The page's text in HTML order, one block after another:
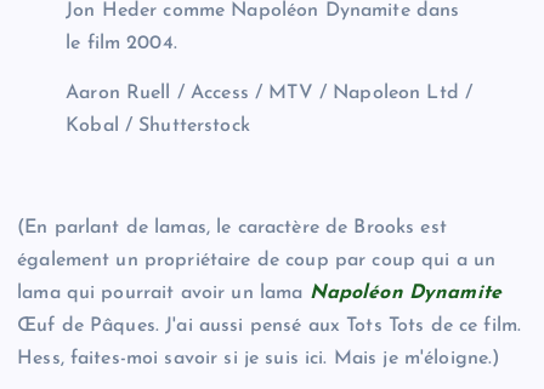
Jon Heder comme Napoléon Dynamite dans
le film 2004.
Aaron Ruell / Access / MTV / Napoleon Ltd /
Kobal / Shutterstock
(En parlant de lamas, le caractère de Brooks est
également un propriétaire de coup par coup qui a un
lama qui pourrait avoir un lama Napoléon Dynamite
Œuf de Pâques. J'ai aussi pensé aux Tots Tots de ce film.
Hess, faites-moi savoir si je suis ici. Mais je m'éloigne.)